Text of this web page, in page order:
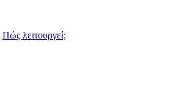
Πώς λειτουργεί;